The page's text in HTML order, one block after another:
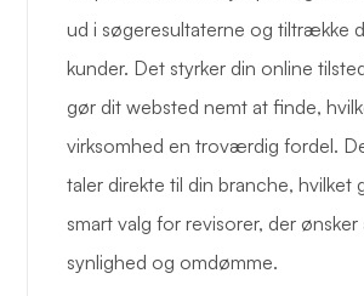
ud i søgeresultaterne og tiltrække
kunder. Det styrker din online
gør dit websted nemt at finde,
virksomhed en troværdig fordel.
taler direkte til din branche, hvilket
smart valg for revisorer, der
synlighed og omdømme.